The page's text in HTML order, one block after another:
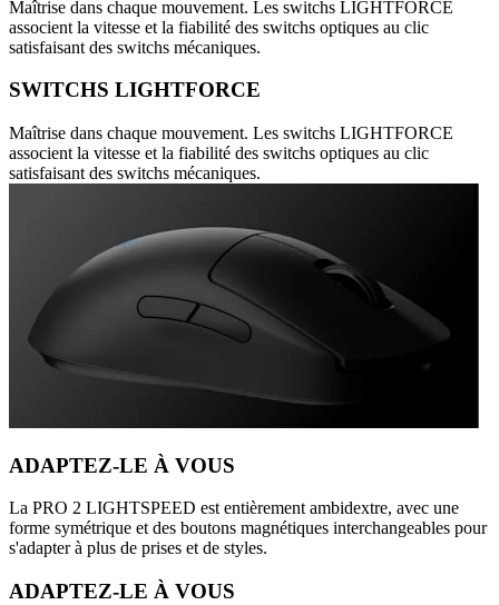
Maîtrise dans chaque mouvement. Les switchs LIGHTFORCE
associent la vitesse et la fiabilité des switchs optiques au clic
satisfaisant des switchs mécaniques.
SWITCHS LIGHTFORCE
Maîtrise dans chaque mouvement. Les switchs LIGHTFORCE
associent la vitesse et la fiabilité des switchs optiques au clic
satisfaisant des switchs mécaniques.
ADAPTEZ-LE À VOUS
La PRO 2 LIGHTSPEED est entièrement ambidextre, avec une
forme symétrique et des boutons magnétiques interchangeables pour
s'adapter à plus de prises et de styles.
ADAPTEZ-LE À VOUS